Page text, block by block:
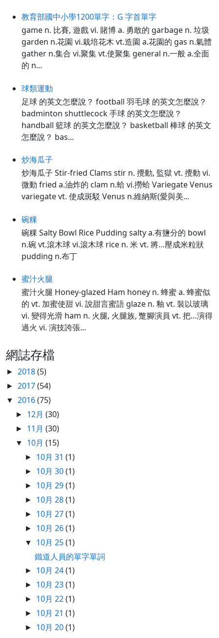
教育部國中小學1200單字：G 字首單字
game n. 比賽, 遊戲 vi. 賭博 a. 勇敢的 garbage n. 垃圾
garden n.花園 vi.栽培花木 vt.造園 a.花園的 gas n.氣體
gather n.集合 vi.聚集 vt.使聚集 general n.一般 a.全面
的 n...
球類運動
足球 的英文怎麼說？ football 羽毛球 的英文怎麼說？
badminton shuttlecock 手球 的英文怎麼說？
handball 籃球 的英文怎麼說？ basketball 棒球 的英文
怎麼說？ bas...
炒海瓜子
炒海瓜子 Stir-fried Clams stir n. 攪動, 監獄 vt. 攪動 vi.
微動 fried a.油炸的 clam n.蛤 vi.撈蛤 Variegate Venus
variegate vt. 使成斑駁 Venus n.維納斯(愛與美...
碗粿
碗粿 Salty Bowl Rice Pudding salty a.有鹽分的 bowl
n.碗 vt.滾木球 vi.滾木球 rice n. 米 vt. 將…壓成米粒狀
pudding n.布丁
蜜汁火腿
蜜汁火腿 Honey-glazed Ham honey n. 蜂蜜 a. 蜂蜜似
的 vt. 加蜜使甜 vi. 說甜言蜜語 glaze n. 釉 vt. 裝以玻璃
vi. 變得光滑 ham n. 火腿, 火腿族, 蹩腳演員 vt. 把…演得
過火 vi. 演技誇張...
網誌存檔
► 2018(5)
► 2017(54)
▼ 2016(75)
► 12月(30)
► 11月(30)
▼ 10月(15)
► 10月 31(1)
► 10月 30(1)
► 10月 29(1)
► 10月 28(1)
► 10月 27(1)
► 10月 26(1)
▼ 10月 25(1)
鐵道人員的單字單詞
► 10月 24(1)
► 10月 23(1)
► 10月 22(1)
► 10月 21(1)
► 10月 20(1)